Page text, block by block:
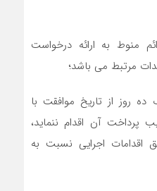
منوط به ارائه درخواست
مرتبط می باشد؛
روز از تاریخ موافقت با
آن اقدام ننماید،
اقدامات اجرایی نسبت به